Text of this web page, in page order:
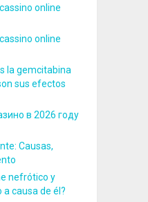
online
online
la gemcitabina
sus efectos
в 2026 году
Causas,
nefrótico y
causa de él?